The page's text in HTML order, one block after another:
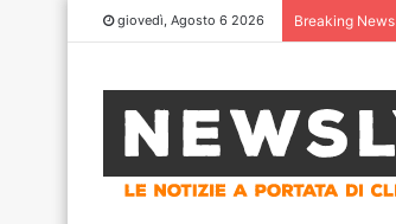
giovedì, Agosto 6 2026 Breaking News